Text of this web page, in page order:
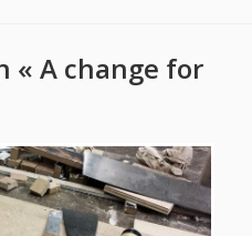
« A change for